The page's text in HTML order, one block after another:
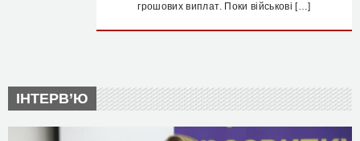
грошових виплат. Поки військові […]
ІНТЕРВ’Ю